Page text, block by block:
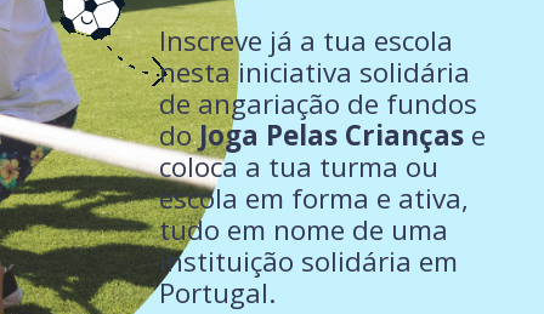
Inscreve já a tua escola
nesta iniciativa solidária
de angariação de fundos
doJoga Pelas Criançase
coloca a tua turma ou
escola em forma e ativa,
tudo em nome de uma
instituição solidária em
Portugal.